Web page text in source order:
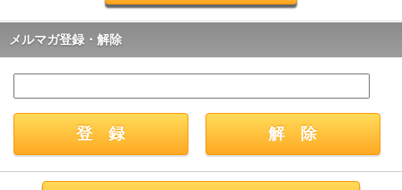
メルマガ登録・解除